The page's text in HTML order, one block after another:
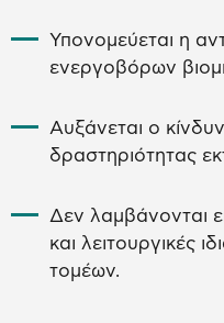
Υπονομεύεται η
ενεργοβόρων
Αυξάνεται ο
δραστηριότητας
Δεν λαμβάνονται
και λειτουργικές
τομέων.